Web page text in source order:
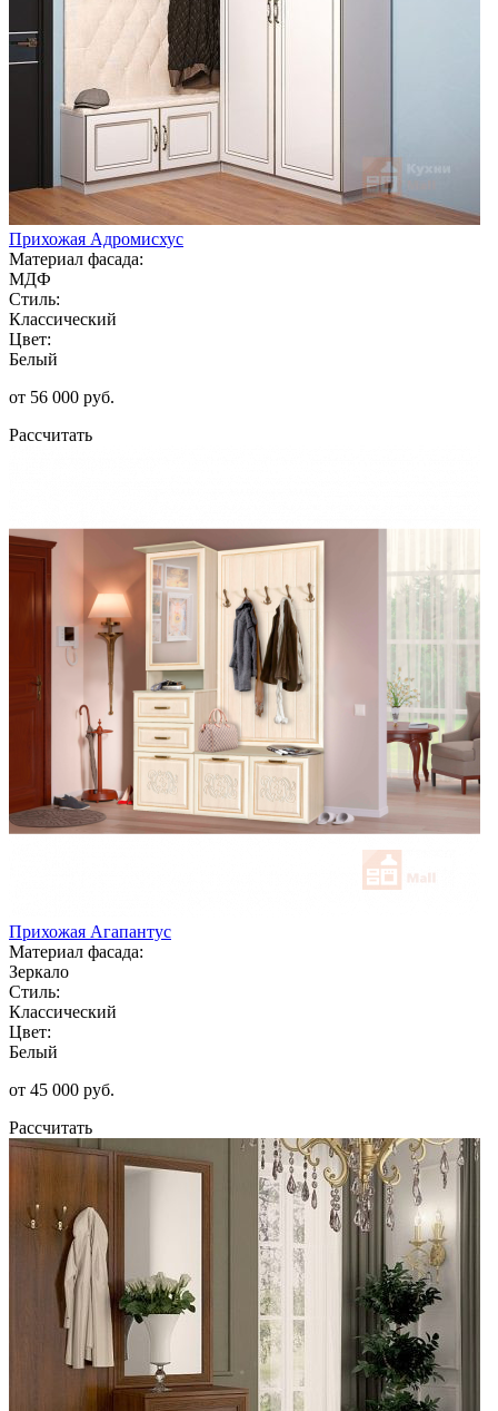
Прихожая Адромисхус
Материал фасада:
МДФ
Стиль:
Классический
Цвет:
Белый
от 56 000 руб.
Рассчитать
Прихожая Агапантус
Материал фасада:
Зеркало
Стиль:
Классический
Цвет:
Белый
от 45 000 руб.
Рассчитать